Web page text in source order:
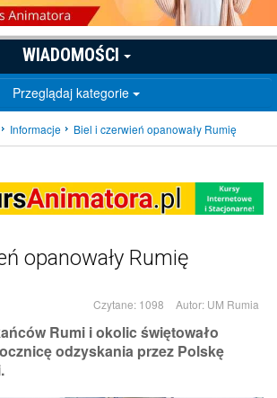
WIADOMOŚCI
Przeglądaj kategorie
Informacje Biel i czerwień opanowały Rumię
opanowały Rumię
Czytane: 1098 Autor: UM Rumia
Rumi i okolic świętowało
odzyskania przez Polskę